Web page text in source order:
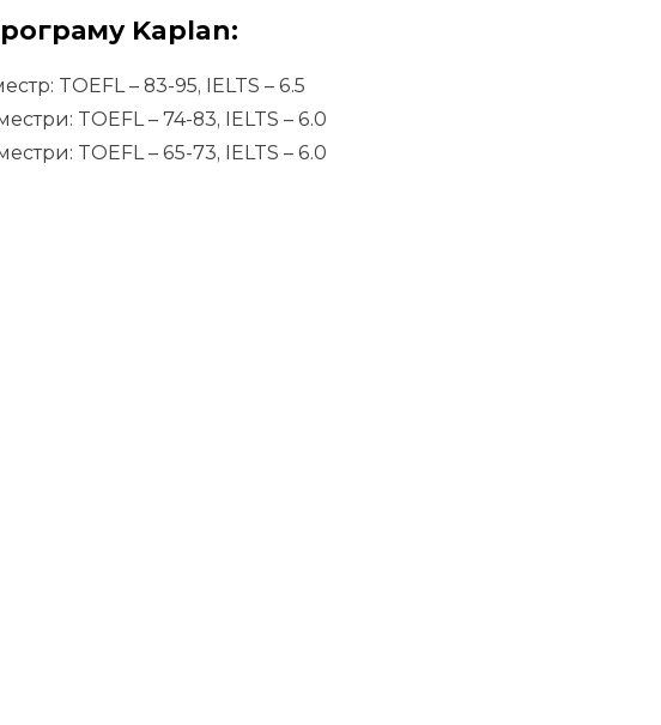
Kaplan:
TOEFL – 83-95, IELTS – 6.5
TOEFL – 74-83, IELTS – 6.0
TOEFL – 65-73, IELTS – 6.0